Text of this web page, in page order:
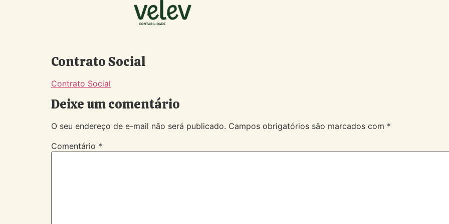
Contrato Social
Contrato Social
Deixe um comentário
O seu endereço de e-mail não será publicado. Campos obrigatórios são marcados com *
Comentário *